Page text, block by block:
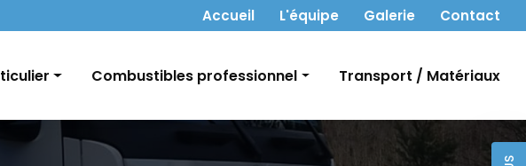
Navigation secondaireAccueil L'équipe Galerie Contact
Combustibles professionnel Transport / Matériaux